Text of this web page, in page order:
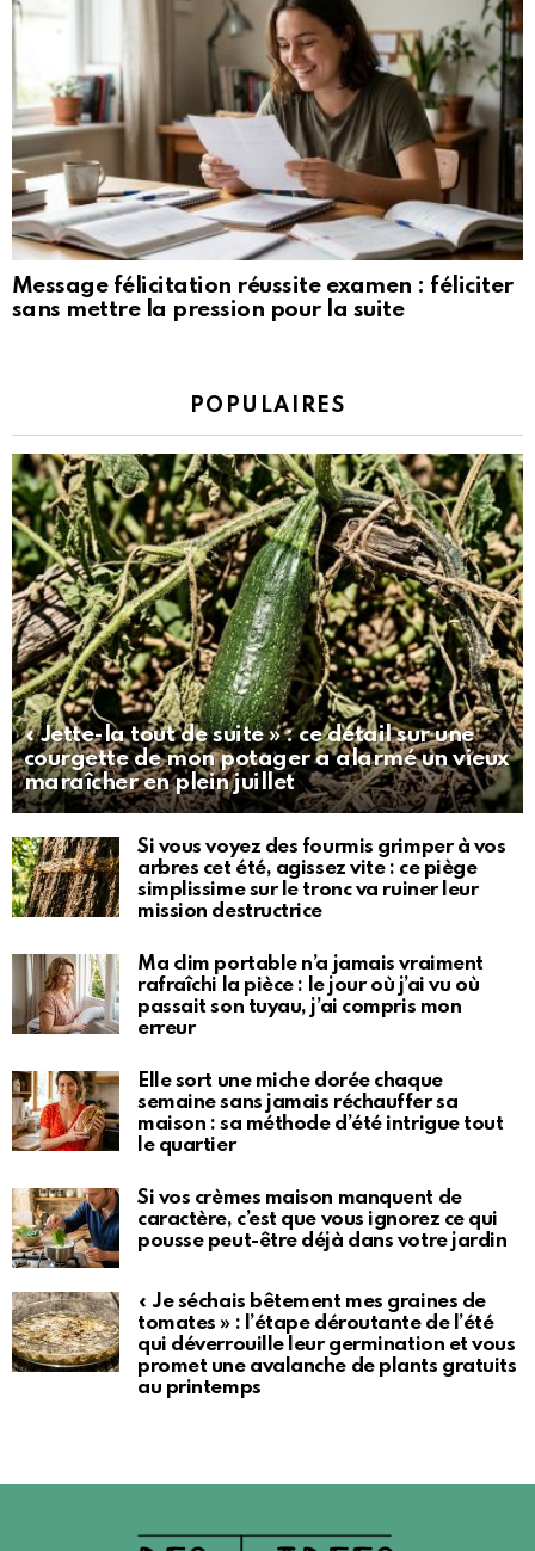
Message félicitation réussite examen : féliciter
sans mettre la pression pour la suite
POPULAIRES
« Jette-la tout de suite » : ce détail sur une
courgette de mon potager a alarmé un vieux
maraîcher en plein juillet
Si vous voyez des fourmis grimper à vos
arbres cet été, agissez vite : ce piège
simplissime sur le tronc va ruiner leur
mission destructrice
Ma clim portable n’a jamais vraiment
rafraîchi la pièce : le jour où j’ai vu où
passait son tuyau, j’ai compris mon
erreur
Elle sort une miche dorée chaque
semaine sans jamais réchauffer sa
maison : sa méthode d’été intrigue tout
le quartier
Si vos crèmes maison manquent de
caractère, c’est que vous ignorez ce qui
pousse peut-être déjà dans votre jardin
« Je séchais bêtement mes graines de
tomates » : l’étape déroutante de l’été
qui déverrouille leur germination et vous
promet une avalanche de plants gratuits
au printemps